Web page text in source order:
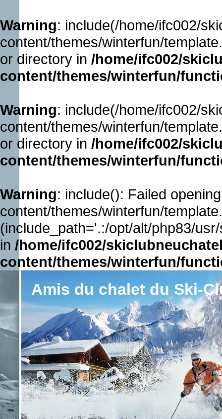
Warning: include(/home/ifc002/
content/themes/winterfun/
or directory in /home/ifc002/
content/themes/winterfun/
Warning: include(/home/ifc002/
content/themes/winterfun/
or directory in /home/ifc002/
content/themes/winterfun/
Warning: include(): Failed
content/themes/winterfun/
(include_path='.:/opt/alt/php83/
in /home/ifc002/
content/themes/winterfun/
Amis du chalet du Ski-